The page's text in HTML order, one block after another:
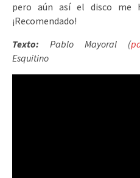
pero aún así el disco me
¡Recomendado!
Texto: Pablo Mayoral (
Esquitino